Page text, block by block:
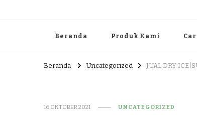
Beranda Produk Kami
Beranda Uncategorized JUAL DRY
16 OKTOBER 2021 UNCATEGORIZED